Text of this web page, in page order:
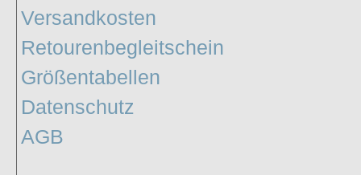
Versandkosten
Retourenbegleitschein
Größentabellen
Datenschutz
AGB